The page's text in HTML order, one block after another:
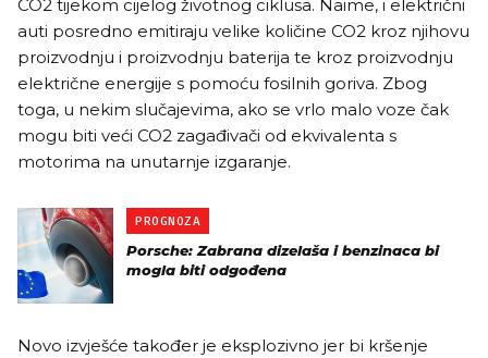
CO2 tijekom cijelog životnog ciklusa. Naime, i električni
auti posredno emitiraju velike količine CO2 kroz njihovu
proizvodnju i proizvodnju baterija te kroz proizvodnju
električne energije s pomoću fosilnih goriva. Zbog
toga, u nekim slučajevima, ako se vrlo malo voze čak
mogu biti veći CO2 zagađivači od ekvivalenta s
motorima na unutarnje izgaranje.
PROGNOZA
Porsche: Zabrana dizelaša i benzinaca bi
mogla biti odgođena
Novo izvješće također je eksplozivno jer bi kršenje